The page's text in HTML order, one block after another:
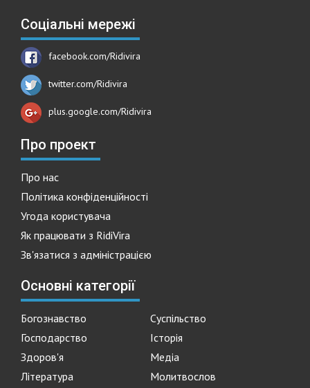
Соціальні мережі
facebook.com/Ridivira
twitter.com/Ridivira
plus.google.com/Ridivira
Про проект
Про нас
Політика конфіденційності
Угода користувача
Як працювати з RidiVira
Зв'язатися з адміністрацією
Основні категорії
Богознавство
Суспільство
Господарство
Історія
Здоров'я
Медіа
Література
Молитвослов